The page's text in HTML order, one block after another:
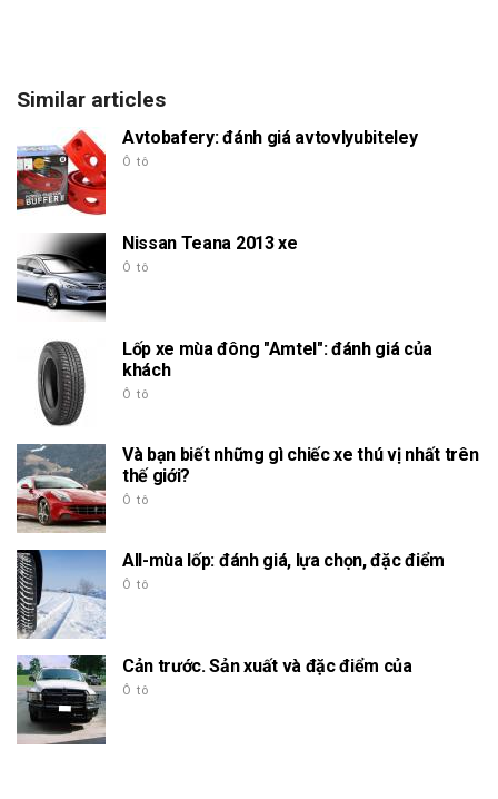
Similar articles
Avtobafery: đánh giá avtovlyubiteley
Ô tô
Nissan Teana 2013 xe
Ô tô
Lốp xe mùa đông "Amtel": đánh giá của
khách
Ô tô
Và bạn biết những gì chiếc xe thú vị nhất trên
thế giới?
Ô tô
All-mùa lốp: đánh giá, lựa chọn, đặc điểm
Ô tô
Cản trước. Sản xuất và đặc điểm của
Ô tô